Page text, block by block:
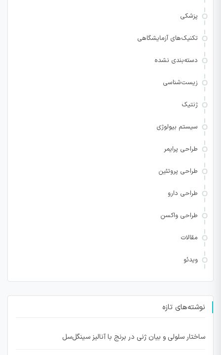
پزشکی
تکنیک‌های آزمایشگاهی
دسته‌بندی نشده
زیست‌شناسی
ژنتیک
سیستم بیولوژی
طراحی پرایمر
طراحی پروتئین
طراحی دارو
طراحی واکسن
مقالات
ویدئو
نوشته‌های تازه
ساختار سلولی و بیان ژنی در برنج با آنالیز سینگل‌سل